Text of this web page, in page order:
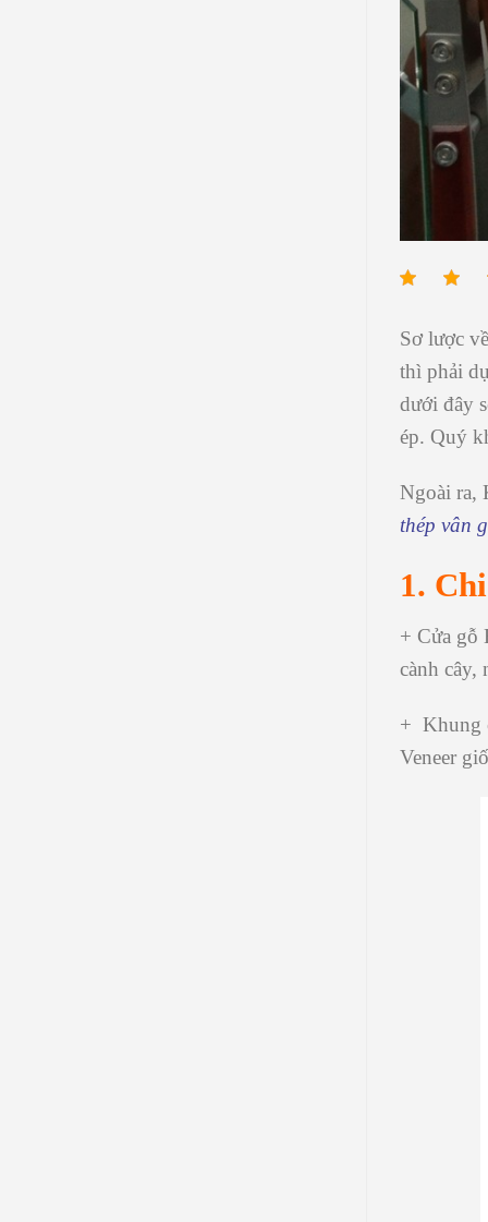
Sơ lược
thì phải
dưới đây
ép. Quý
Ngoài ra,
thép vân
1.
+ Cửa gỗ
cành cây,
+ Khung
Veneer